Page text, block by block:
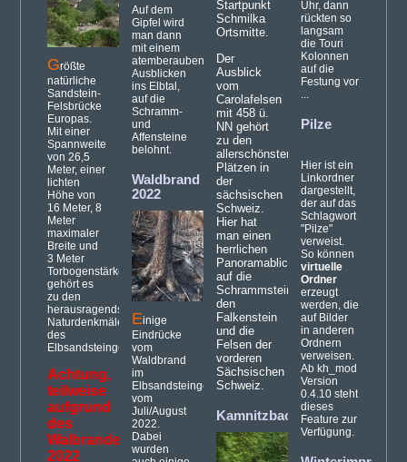
Größte
natürliche
Sandstein-
Felsbrücke
Europas.
Mit einer
Spannweite
von 26,5
Meter, einer
lichten
Höhe von
16 Meter, 8
Meter
maximaler
Breite und
3 Meter
Torbogenstärke
gehört es
zu den
herausragendsten
Naturdenkmälern
des
Elbsandsteingebirges.
Achtung,
teilweise
aufgrund
des
Walbrandes
2022
Auf dem
Gipfel wird
man dann
mit einem
atemberaubenden
Ausblicken
ins Elbtal,
auf die
Schramm-
und
Affensteine
belohnt.
Waldbrand
2022
Einige
Eindrücke
vom
Waldbrand
im
Elbsandsteingebirge
vom
Juli/August
2022.
Dabei
wurden
Startpunkt
Schmilka
Ortsmitte.
Der
Ausblick
vom
Carolafelsen
mit 458 ü.
NN gehört
zu den
allerschönsten
Plätzen in
der
sächsischen
Schweiz.
Hier hat
man einen
herrlichen
Panoramablick
auf die
Schrammsteine,
den
Falkenstein
und die
Felsen der
vorderen
Sächsischen
Schweiz.
Kamnitzbach (21)
Uhr, dann
rückten so
langsam
die Touri
Kolonnen
auf die
Festung vor
...
Pilze
Hier ist ein
Linkordner
dargestellt,
der auf das
Schlagwort
"Pilze"
verweist.
So können
virtuelle
Ordner
erzeugt
werden, die
auf Bilder
in anderen
Ordnern
verweisen.
Ab kh_mod
Version
0.4.10 steht
dieses
Feature zur
Verfügung.